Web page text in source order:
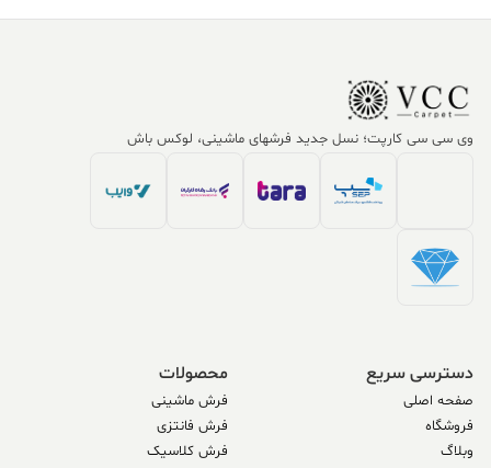
وی سی سی کارپت؛ نسل جدید فرشهای ماشینی، لوکس باش
دسترسی سریع
صفحه اصلی
فروشگاه
وبلاگ
محصولات
فرش ماشینی
فرش فانتزی
فرش کلاسیک